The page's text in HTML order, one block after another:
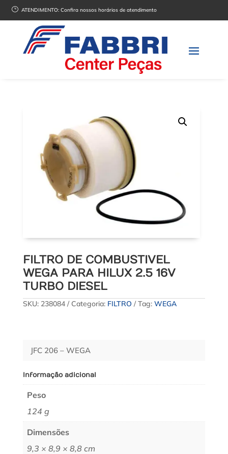
} ATENDIMENTO:Confira nossos horários de atendimento
FILTRO DE COMBUSTIVEL
WEGA PARA HILUX 2.5 16V
TURBO DIESEL
SKU: 238084 Categoria: FILTRO Tag: WEGA
JFC 206 – WEGA
Informação adicional
Peso
124 g
Dimensões
9,3 × 8,9 × 8,8 cm